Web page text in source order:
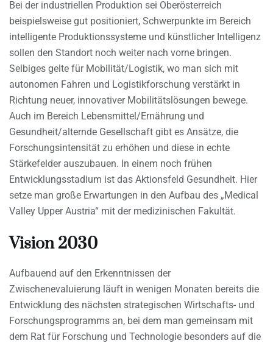
Bei der industriellen Produktion sei Oberösterreich
beispielsweise gut positioniert, Schwerpunkte im Bereich
intelligente Produktionssysteme und künstlicher Intelligenz
sollen den Standort noch weiter nach vorne bringen.
Selbiges gelte für Mobilität/Logistik, wo man sich mit
autonomen Fahren und Logistikforschung verstärkt in
Richtung neuer, innovativer Mobilitätslösungen bewege.
Auch im Bereich Lebensmittel/Ernährung und
Gesundheit/alternde Gesellschaft gibt es Ansätze, die
Forschungsintensität zu erhöhen und diese in echte
Stärkefelder auszubauen. In einem noch frühen
Entwicklungsstadium ist das Aktionsfeld Gesundheit. Hier
setze man große Erwartungen in den Aufbau des „Medical
Valley Upper Austria“ mit der medizinischen Fakultät.
Vision 2030
Aufbauend auf den Erkenntnissen der
Zwischenevaluierung läuft in wenigen Monaten bereits die
Entwicklung des nächsten strategischen Wirtschafts- und
Forschungsprogramms an, bei dem man gemeinsam mit
dem Rat für Forschung und Technologie besonders auf die